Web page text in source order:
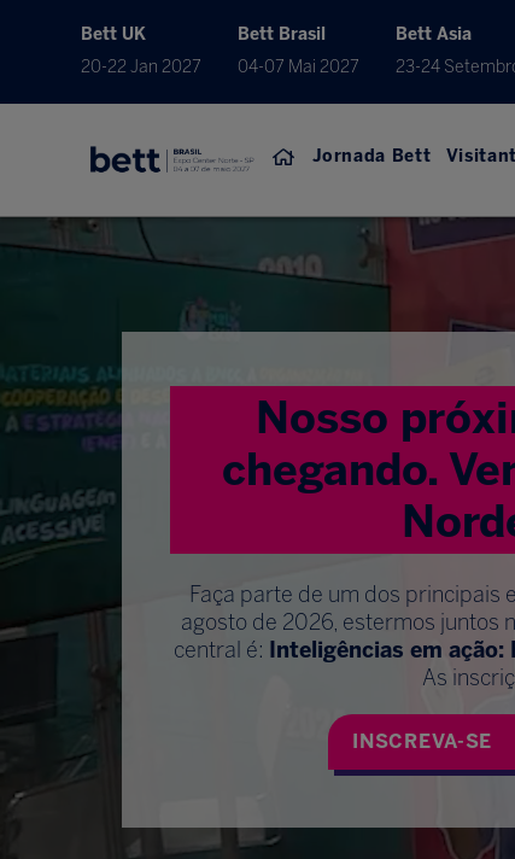
Bett UK
20-22 Jan 2027
Bett Brasil
04-07 Mai 2027
Bett Asia
23-24
Jornada Bett
Nosso
chegando.
Faça parte de um dos principais
agosto de 2026, estermos juntos
central é: Inteligências em ação:
As
INSCREVA-SE